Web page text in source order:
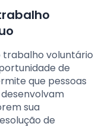
trabalho voluntário
de
que pessoas
sua
de